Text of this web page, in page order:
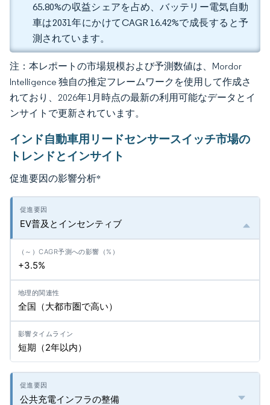
65.80%の収益シェアを占め、バッテリー電気自動
車は2031年にかけてCAGR 16.42%で成長すると予
測されています。
注：本レポートの市場規模および予測数値は、Mordor
Intelligence 独自の推定フレームワークを使用して作成さ
れており、2026年1月時点の最新の利用可能なデータとイ
ンサイトで更新されています。
インド自動車用リードセンサースイッチ市場の
トレンドとインサイト
促進要因の影響分析*
EV普及とインセンティブ
+3.5%
全国（大都市圏で高い）
短期（2年以内）
公共充電インフラの整備